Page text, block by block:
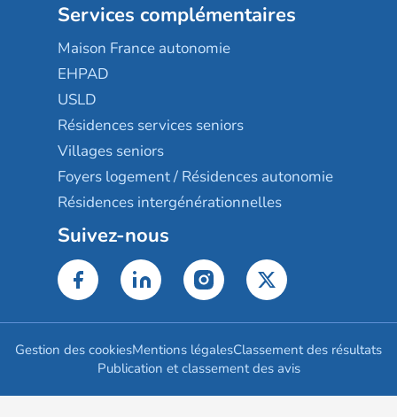
Services complémentaires
Maison France autonomie
EHPAD
USLD
Résidences services seniors
Villages seniors
Foyers logement / Résidences autonomie
Résidences intergénérationnelles
Suivez-nous
Gestion des cookiesMentions légalesClassement des résultats
Publication et classement des avis